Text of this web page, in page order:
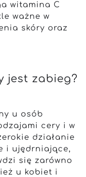
witamina C
ważne w
skóry oraz
jest zabieg?
u osób
cery i w
działanie
i ujędrniające,
się zarówno
u kobiet i